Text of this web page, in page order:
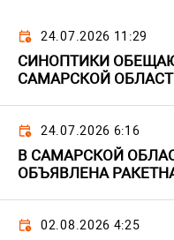
24.07.2026 11:29
СИНОПТИКИ
САМАРСКОЙ
24.07.2026 6:16
В САМАРСКОЙ
ОБЪЯВЛЕНА
02.08.2026 4:25